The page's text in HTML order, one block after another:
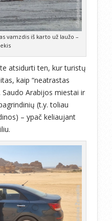
vamzdis iš karto už laužo –
atsidurti ten, kur turistų
kaip “neatrastas
Arabijos miestai ir
(t.y. toliau
– ypač keliaujant